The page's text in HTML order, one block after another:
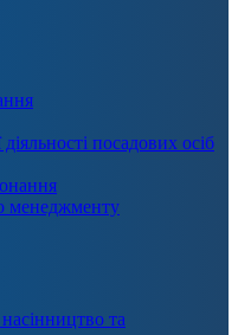
посадових осіб
менеджменту
та